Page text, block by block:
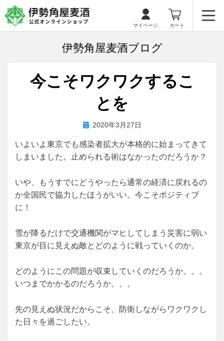
マイページ カート
伊勢角屋麦酒ブログ
今こそワクワクするこ
とを
投稿者biyagura.by
投
日:
2020年3月27日
いよいよ東京でも感染者拡大が本格的に始まってきて
しまいました。止められる術はなかったのだろうか？
いや、もうすでにどうやったら通常の経済に戻れるの
か全国民で協力したほうがいい。今こそポジティブ
に！
雪が降るだけで交通機関がマヒしてしまう災害に弱い
東京が目に見えぬ敵とどのように戦っていくのか。
どのようにこの問題が収束していくのだろうか。。。
いつまでかかるのだろうか。。。
先の見えぬ状況だからこそ、防衛しながらワクワクし
た日々を過ごしたい。